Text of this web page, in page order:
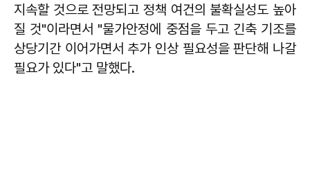
지속할 것으로 전망되고 정책 여건의 불확실성도 높아
질 것"이라면서 "물가안정에 중점을 두고 긴축 기조를
상당기간 이어가면서 추가 인상 필요성을 판단해 나갈
필요가 있다"고 말했다.